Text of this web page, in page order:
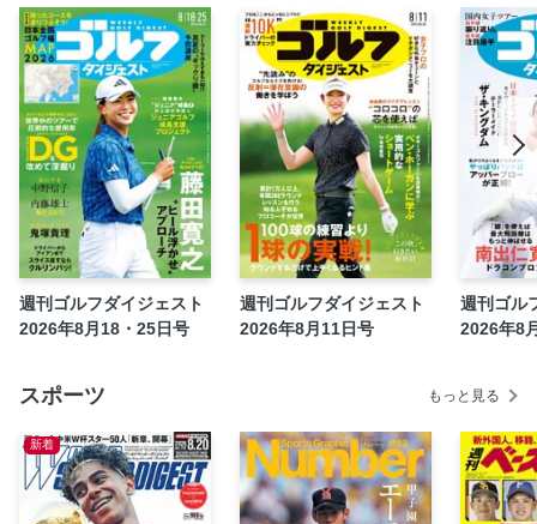
森 守洋「レッスンは受けるな！」
岡本綾子「ゴルフの、ほんとう。」
木村和久「たま〜に80台で回りたいッ！」
雑巾王子のキミこそ王子だ！
夏でも涼しく回りたい ナイターゴルフならココ！
Nice Bogey！…「ゴルフせんとや生まれけむ」
江連忠「新・モダンゴルフ」
「ツアーマニア」＆タケ小山「世界パトロール」
バックナイン
著名人に聞きました いつか行きたい「終（つい）」のコー
スはどこですか？
【Information】
英語でゴルフしよっ！
中古クラブ人気ランキング
大谷奈千代「さぁ、みんなでベストスコア！」
週刊ゴルフダイジェスト
2026年8月18・25日号
週刊ゴルフダイジェスト
2026年8月11日号
週刊ゴル
2026年8
スポーツ もっと見る
新着